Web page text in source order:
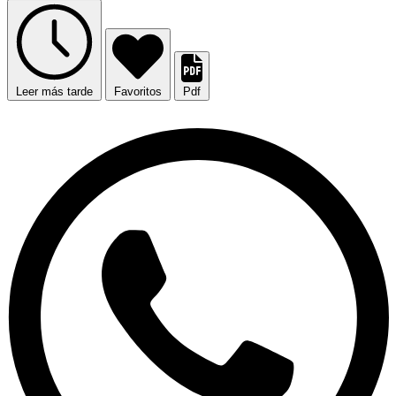
Leer más tarde Favoritos Pdf